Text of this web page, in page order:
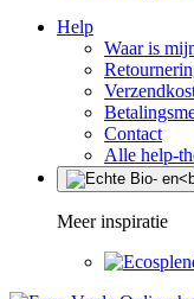
Help
Waar is
Contact
Alle help-
Meer inspiratie